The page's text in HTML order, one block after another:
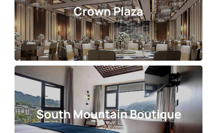
Crown Plaza
South Mountain Boutique